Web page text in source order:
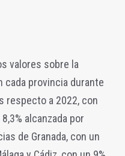
valores sobre la
cada provincia durante
respecto a 2022, con
alcanzada por
de Granada, con un